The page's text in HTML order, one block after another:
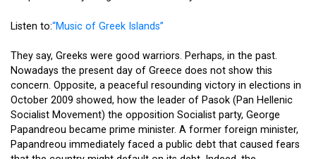
“Music of Greek Islands”
They say, Greeks were good warriors. Perhaps, in the past.
Nowadays the present day of Greece does not show this
concern. Opposite, a peaceful resounding victory in elections in
October 2009 showed, how the leader of Pasok (Pan Hellenic
Socialist Movement) the opposition Socialist party, George
Papandreou became prime minister. A former foreign minister,
Papandreou immediately faced a public debt that caused fears
that the country might default on its debt. Indeed, the